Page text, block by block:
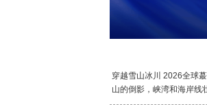
穿越雪山冰川 2026全球
山的倒影，峡湾和海岸线